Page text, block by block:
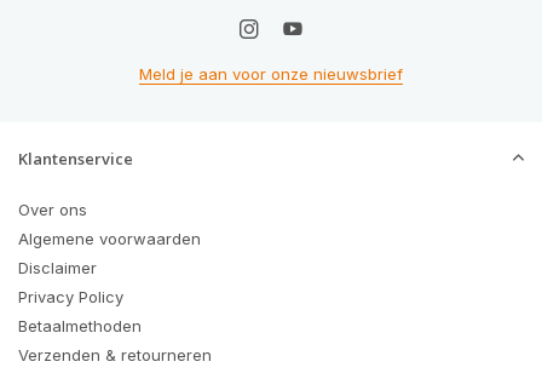
Meld je aan voor onze nieuwsbrief
Klantenservice
Over ons
Algemene voorwaarden
Disclaimer
Privacy Policy
Betaalmethoden
Verzenden & retourneren